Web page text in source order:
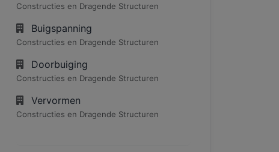
Constructies en Dragende Structuren
Buigspanning
Constructies en Dragende Structuren
Doorbuiging
Constructies en Dragende Structuren
Vervormen
Constructies en Dragende Structuren